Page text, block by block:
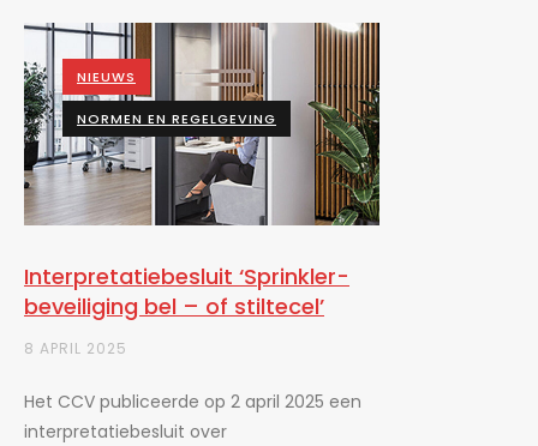
NIEUWS
NORMEN EN REGELGEVING
Interpretatie­besluit ‘Sprinkler­
beveiliging bel – of stiltecel’
8 APRIL 2025
Het CCV publiceerde op 2 april 2025 een
interpretatiebesluit over